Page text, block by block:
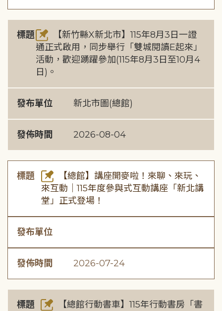
標題
【新竹縣X新北市】115年8月3日一證
通正式啟用，同步舉行「雙城閱讀E起來」
活動，歡迎踴躍參加(115年8月3日至10月4
日)。
發布單位 新北市圖(總館)
發佈時間 2026-08-04
標題
【總館】講座開麥啦！來聊、來玩、
來互動｜115年度參與式互動講座「新北講
堂」正式登場！
發布單位
發佈時間 2026-07-24
標題
【總館行動書車】115年行動書房「書